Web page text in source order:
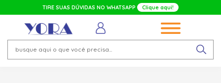
TIRE SUAS DÚVIDAS NO WHATSAPP Clique aqui!